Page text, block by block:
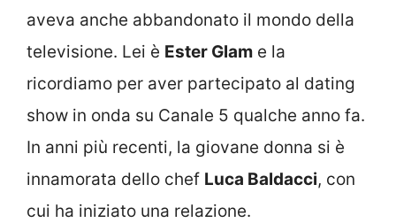
aveva anche abbandonato il mondo della
televisione. Lei è Ester Glam e la
ricordiamo per aver partecipato al dating
show in onda su Canale 5 qualche anno fa.
In anni più recenti, la giovane donna si è
innamorata dello chef Luca Baldacci, con
cui ha iniziato una relazione.